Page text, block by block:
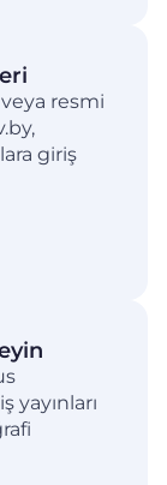
resmi
giriş
yayınları